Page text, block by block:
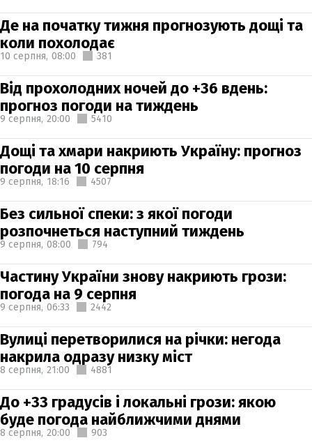
Де на початку тижня прогнозують дощі та
коли похолодає
10 серпня, 08:00 381
Від прохолодних ночей до +36 вдень:
прогноз погоди на тиждень
9 серпня, 20:00 5410
Дощі та хмари накриють Україну: прогноз
погоди на 10 серпня
9 серпня, 18:16 4507
Без сильної спеки: з якої погоди
розпочнеться наступний тиждень
9 серпня, 08:00 794
Частину України знову накриють грози:
погода на 9 серпня
9 серпня, 06:33 2442
Вулиці перетворилися на річки: негода
накрила одразу низку міст
8 серпня, 21:00 4881
До +33 градусів і локальні грози: якою
буде погода найближчими днями
8 серпня, 20:00 903